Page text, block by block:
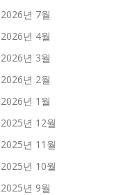
2026년 7월
2026년 4월
2026년 3월
2026년 2월
2026년 1월
2025년 12월
2025년 11월
2025년 10월
2025년 9월